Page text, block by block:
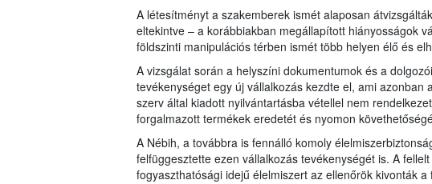
A létesítményt a szakemberek ismét alaposan
eltekintve – a korábbiakban megállapított hiányosságok
földszinti manipulációs térben ismét több helyen élő és
A vizsgálat során a helyszíni dokumentumok és a
tevékenységet egy új vállalkozás kezdte el, ami azonban
szerv által kiadott nyilvántartásba vétellel nem
forgalmazott termékek eredetét és nyomon
A Nébih, a továbbra is fennálló komoly
felfüggesztette ezen vállalkozás tevékenységét is. A
fogyaszthatósági idejű élelmiszert az ellenőrök kivonták a